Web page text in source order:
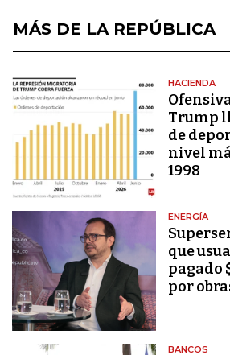
MÁS DE LA REPÚBLICA
HACIENDA
Trump
de
nivel
1998
ENERGÍA
que
pagado
por
BANCOS